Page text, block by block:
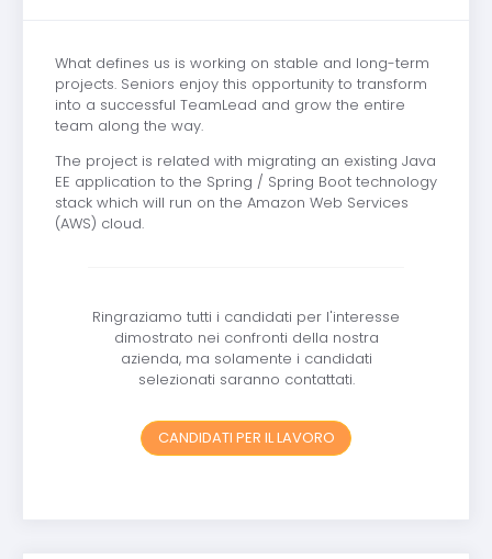
What defines us is working on stable and long-term
projects. Seniors enjoy this opportunity to transform
into a successful TeamLead and grow the entire
team along the way.
The project is related with migrating an existing Java
EE application to the Spring / Spring Boot technology
stack which will run on the Amazon Web Services
(AWS) cloud.
Ringraziamo tutti i candidati per l'interesse
dimostrato nei confronti della nostra
azienda, ma solamente i candidati
selezionati saranno contattati.
CANDIDATI PER IL LAVORO